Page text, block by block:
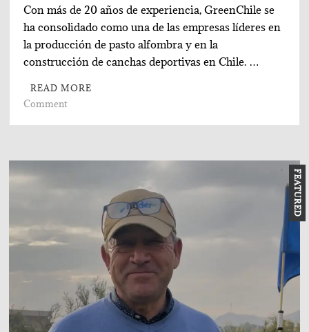
Con más de 20 años de experiencia, GreenChile se
ha consolidado como una de las empresas líderes en
la producción de pasto alfombra y en la
construcción de canchas deportivas en Chile. …
READ MORE
Commenton
en
alfombra
construcción
de
canchas.
FEATURED